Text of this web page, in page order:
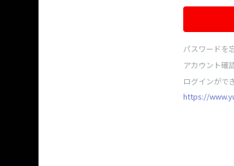
パスワードを
アカウント確
ログインがで
https://